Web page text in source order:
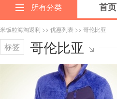
所有分类 首页
米饭粒海淘返利 >> 优惠列表 >> 哥伦比亚
标签 哥伦比亚